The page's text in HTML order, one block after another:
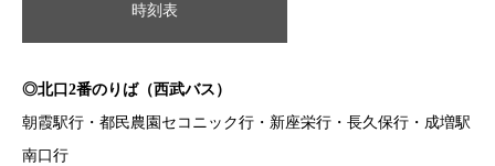
時刻表
◎北口2番のりば（西武バス）
朝霞駅行・都民農園セコニック行・新座栄行・長久保行・成増駅
南口行